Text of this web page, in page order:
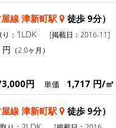
線 津新町駅 徒歩 9分）
り： 1LDK
[掲載日：2016-11]
円 （2.0ヶ月）
円 単価 1,717 円/㎡
線 津新町駅 徒歩 9分）